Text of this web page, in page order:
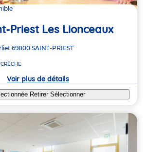
Priest Les Lionceaux
69800 SAINT-PRIEST
CRÈCHE
Voir plus de détails
Retirer Sélectionner